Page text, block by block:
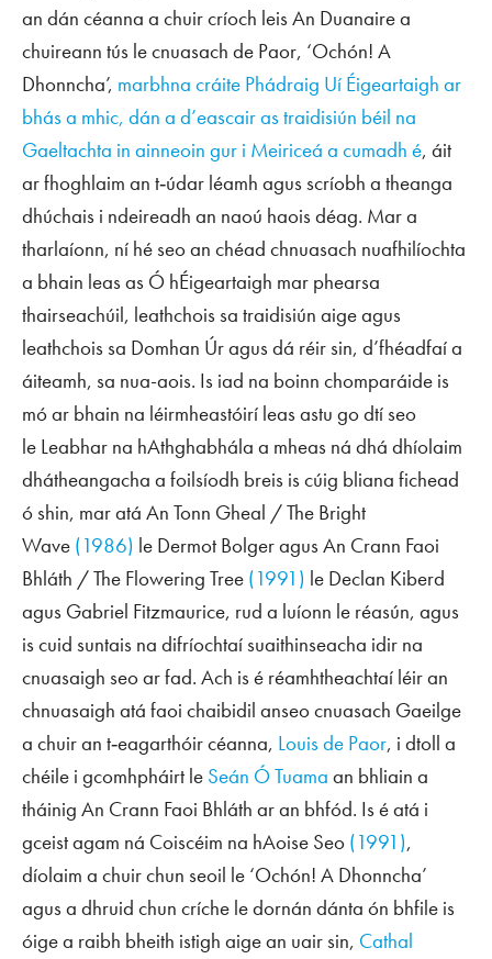
an dán céanna a chuir críoch leisAn Duanairea
chuireann tús le cnuasach de Paor, ‘Ochón! A
Dhonncha’, marbhna cráite Phádraig Uí Éigeartaigh ar
bhás a mhic, dán a d’eascair as traidisiún béil na
Gaeltachta in ainneoin gur i Meiriceá a cumadh é, áit
ar fhoghlaim an t‑údar léamh agus scríobh a theanga
dhúchais i ndeireadh an naoú haois déag. Mar a
tharlaíonn, ní hé seo an chéad chnuasach nuafhilíochta
a bhain leas as Ó hÉigeartaigh mar phearsa
thairseachúil, leathchois sa traidisiún aige agus
leathchois sa Domhan Úr agus dá réir sin, d’fhéadfaí a
áiteamh, sa nua-aois. Is iad na boinn chomparáide is
mó ar bhain na léirmheastóirí leas astu go dtí seo
le Leabhar na hAthghabhála a mheas ná dhá dhíolaim
dhátheangacha a foilsíodh breis is cúig bliana fichead
ó shin, mar atá An Tonn Gheal / The Bright
Wave (1986) le Dermot Bolger agusAn Crann Faoi
Bhláth / The Flowering Tree (1991) le Declan Kiberd
agus Gabriel Fitzmaurice, rud a luíonn le réasún, agus
is cuid suntais na difríochtaí suaithinseacha idir na
cnuasaigh seo ar fad. Ach is é réamhtheachtaí léir an
chnuasaigh atá faoi chaibidil anseo cnuasach Gaeilge
a chuir an t‑eagarthóir céanna, Louis de Paor, i dtoll a
chéile i gcomhpháirt le Seán Ó Tuama an bhliain a
tháinig An Crann Faoi Bhláth ar an bhfód. Is é atá i
gceist agam ná Coiscéim na hAoise Seo (1991),
díolaim a chuir chun seoil le ‘Ochón! A Dhonncha’
agus a dhruid chun críche le dornán dánta ón bhfile is
óige a raibh bheith istigh aige an uair sin, Cathal